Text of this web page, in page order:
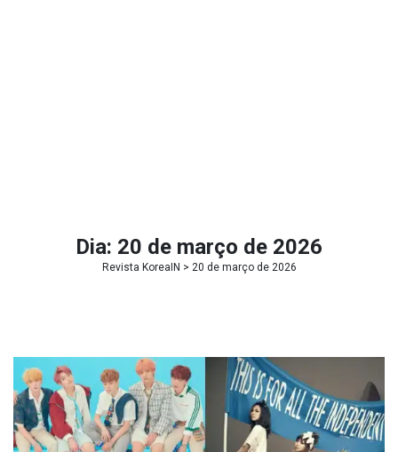
Dia: 20 de março de 2026
Revista KoreaIN > 20 de março de 2026